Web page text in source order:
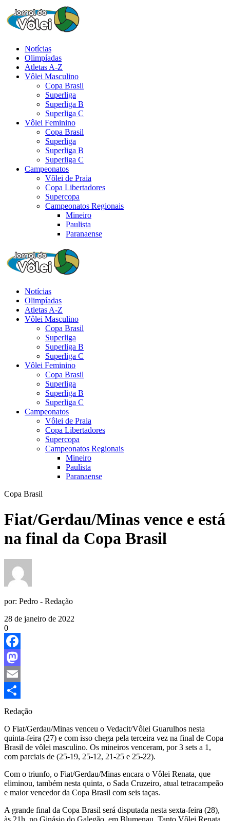
Notícias
Olimpíadas
Atletas A-Z
Vôlei Masculino
Copa Brasil
Superliga
Superliga B
Superliga C
Vôlei Feminino
Copa Brasil
Superliga
Superliga B
Superliga C
Campeonatos
Vôlei de Praia
Copa Libertadores
Supercopa
Campeonatos Regionais
Mineiro
Paulista
Paranaense
Notícias
Olimpíadas
Atletas A-Z
Vôlei Masculino
Copa Brasil
Superliga
Superliga B
Superliga C
Vôlei Feminino
Copa Brasil
Superliga
Superliga B
Superliga C
Campeonatos
Vôlei de Praia
Copa Libertadores
Supercopa
Campeonatos Regionais
Mineiro
Paulista
Paranaense
Copa Brasil
Fiat/Gerdau/Minas vence e está
na final da Copa Brasil
por: Pedro - Redação
28 de janeiro de 2022
0
Facebook
Mastodon
Email
Share
Redação
O Fiat/Gerdau/Minas venceu o Vedacit/Vôlei Guarulhos nesta
quinta-feira (27) e com isso chega pela terceira vez na final de Copa
Brasil de vôlei masculino. Os mineiros venceram, por 3 sets a 1,
com parciais de (25-19, 25-12, 21-25 e 25-22).
Com o triunfo, o Fiat/Gerdau/Minas encara o Vôlei Renata, que
eliminou, também nesta quinta, o Sada Cruzeiro, atual tetracampeão
e maior vencedor da Copa Brasil com seis taças.
A grande final da Copa Brasil será disputada nesta sexta-feira (28),